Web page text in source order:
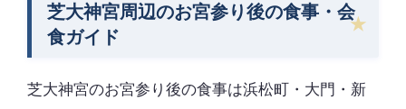
芝大神宮周辺のお宮参り後の食事・会
食ガイド
芝大神宮のお宮参り後の食事は浜松町・大門・新